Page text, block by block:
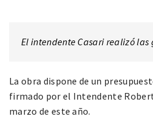
El intendente Casari realizó las
La obra dispone de un
firmado por el Intendente
marzo de este año.